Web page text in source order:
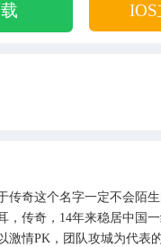
传奇这个名字一定不会陌
，传奇，14年来稳居中国
激情PK，团队攻城为代表